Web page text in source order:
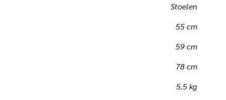
Stoelen
55 cm
59 cm
78 cm
5.5 kg